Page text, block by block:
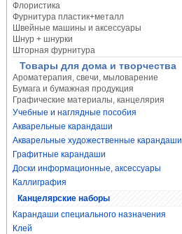
Флористика
Фурнитура пластик+металл
Швейные машины и аксессуары
Шнур + шнурки
Шторная фурнитура
Товары для дома и творчества
Ароматерапия, свечи, мыловарение
Бумага и бумажная продукция
Графические материалы, канцелярия
Учебные и наглядные пособия
Акварельные карандаши
Акварельные художественные карандаши
Графитные карандаши
Доски информационные, аксессуары
Каллиграфия
Канцелярские наборы
Карандаши специального назначения
Клей